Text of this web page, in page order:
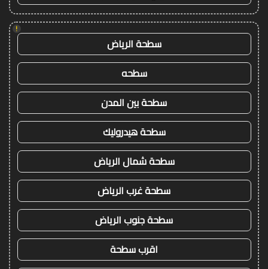
!
سطحة الرياض
سطحه
سطحة بين المدن
سطحة هيدروليك
سطحة شمال الرياض
سطحة غرب الرياض
سطحة جنوب الرياض
اقرب سطحة